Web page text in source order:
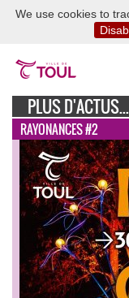
We use cookies to
PLUS D'ACTUS...
RAYONANCES #2